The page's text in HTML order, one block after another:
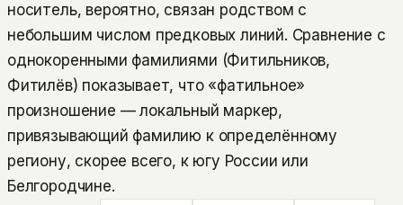
носитель, вероятно, связан родством с
небольшим числом предковых линий. Сравнение с
однокоренными фамилиями (Фитильников,
Фитилёв) показывает, что «фатильное»
произношение — локальный маркер,
привязывающий фамилию к определённому
региону, скорее всего, к югу России или
Белгородчине.